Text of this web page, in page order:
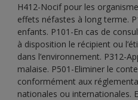
H412-Nocif pour les
effets néfastes à long terme.
enfants. P101-En cas de
à disposition le récipient ou
dans l’environnement. P312-
malaise. P501-Eliminer le
conformément aux
nationales ou internationales.